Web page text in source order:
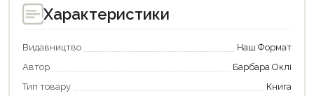
Характеристики
Видавництво
Наш Формат
Автор
Барбара Оклі
Тип товару
Книга
Продовжити покупки
Оформити замовлення